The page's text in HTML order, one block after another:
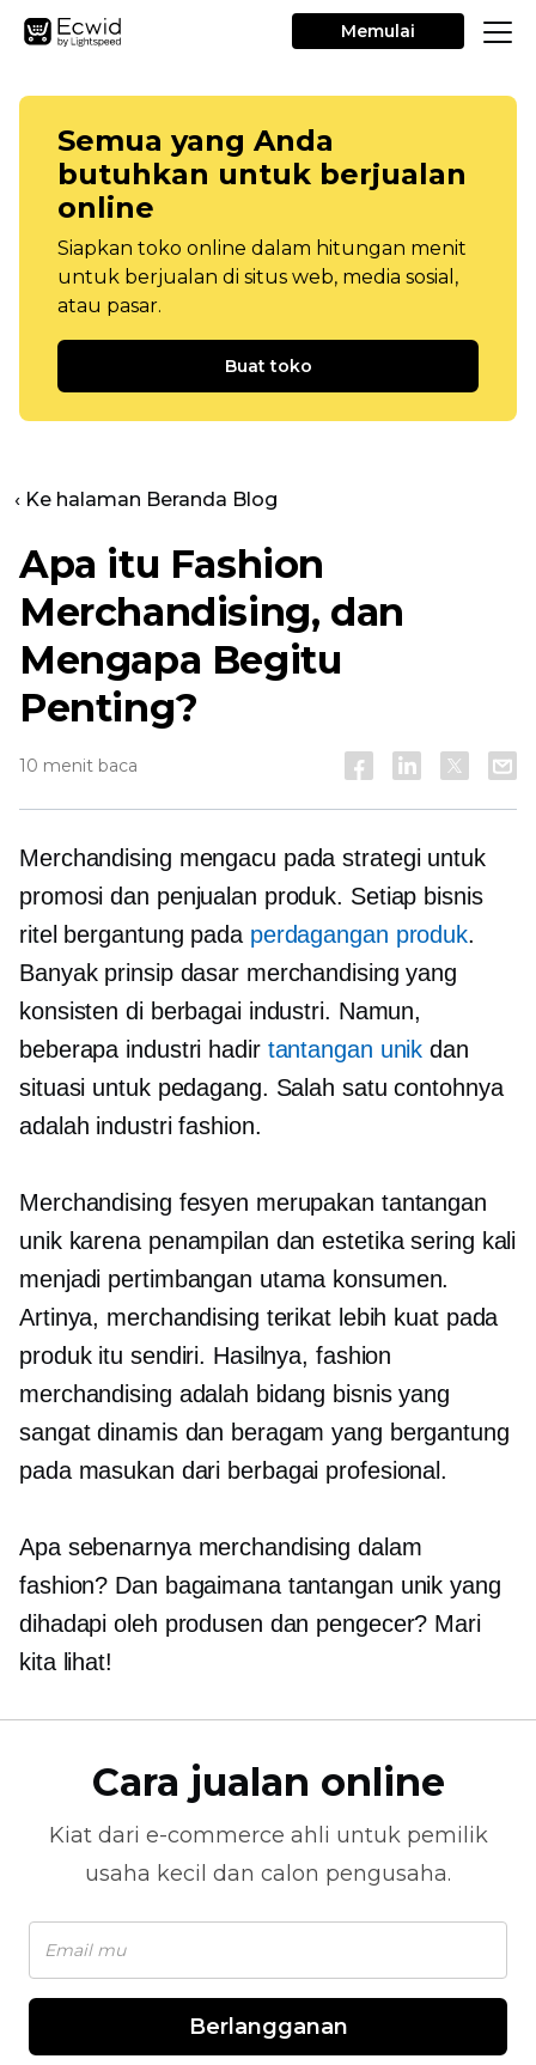
Memulai
Semua yang Anda
butuhkan untuk berjualan
online
Siapkan toko online dalam hitungan menit
untuk berjualan di situs web, media sosial,
atau pasar.
Buat toko
‹ Ke halaman Beranda Blog
Apa itu Fashion
Merchandising, dan
Mengapa Begitu
Penting?
10 menit baca
Merchandising mengacu pada strategi untuk
promosi dan penjualan produk. Setiap bisnis
ritel bergantung pada perdagangan produk.
Banyak prinsip dasar merchandising yang
konsisten di berbagai industri. Namun,
beberapa industri hadir tantangan unik dan
situasi untuk pedagang. Salah satu contohnya
adalah industri fashion.
Merchandising fesyen merupakan tantangan
unik karena penampilan dan estetika sering kali
menjadi pertimbangan utama konsumen.
Artinya, merchandising terikat lebih kuat pada
produk itu sendiri. Hasilnya, fashion
merchandising adalah bidang bisnis yang
sangat dinamis dan beragam yang bergantung
pada masukan dari berbagai profesional.
Apa sebenarnya merchandising dalam
fashion? Dan bagaimana tantangan unik yang
dihadapi oleh produsen dan pengecer? Mari
kita lihat!
Cara jualan online
Kiat dari e-commerce ahli untuk pemilik
usaha kecil dan calon pengusaha.
Berlangganan